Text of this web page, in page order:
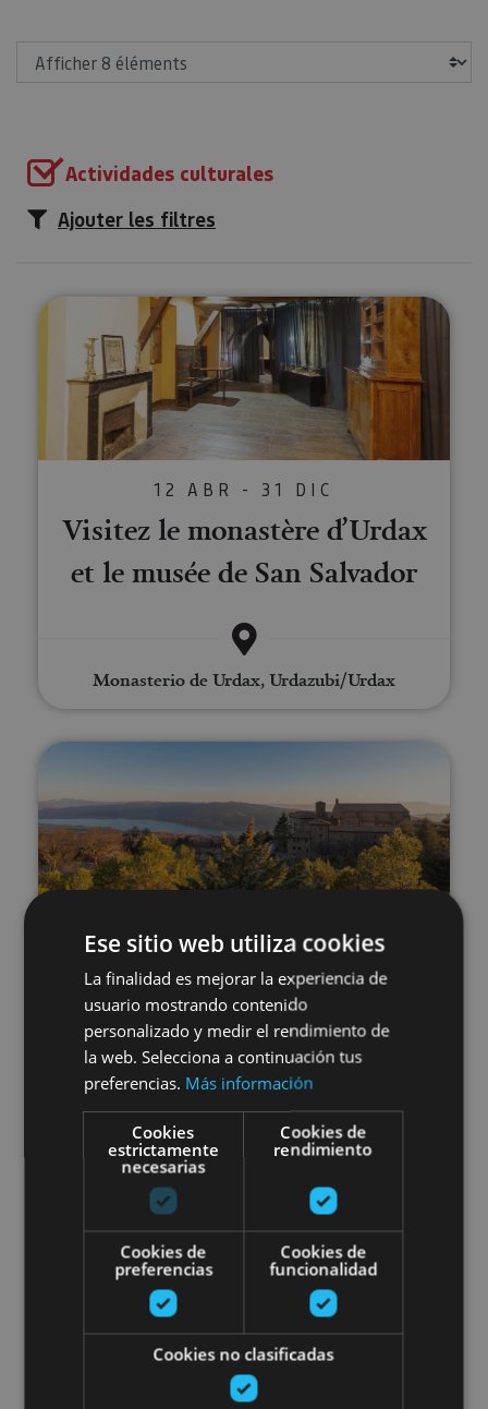
Actividades culturales
Ajouter les filtres
Visitez le monastère d’Urdax et
12 ABR - 31 DIC
Visitez le monastère d’Urdax
et le musée de San Salvador
Monasterio de Urdax, Urdazubi/Urdax
01 ENE - 31 DIC
Visite du monastère de Leyre
Monasterio de Leyre, Yesa
Visita guiada por las leyendas
01 ENE - 31 DIC
Visita guiada por las leyendas
Ese sitio web utiliza cookies
La finalidad es mejorar la experiencia de
usuario mostrando contenido
personalizado y medir el rendimiento de
la web. Selecciona a continuación tus
preferencias. Más información
Cookies
estrictamente
necesarias
Cookies de
rendimiento
Cookies de
preferencias
Cookies de
funcionalidad
Cookies no clasificadas